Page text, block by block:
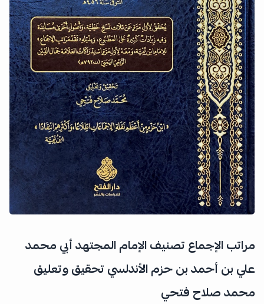
مراتب الإجماع تصنيف الإمام المجتهد أبي محمد
علي بن أحمد بن حزم الأندلسي تحقيق وتعليق
محمد صلاح فتحي